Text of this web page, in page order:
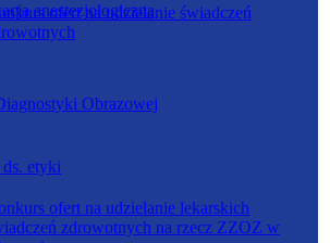
Obrazowej
anestezjologiczna
etyki
ofert na udzielanie świadczeń
ofert na udzielanie lekarskich
zdrowotnych na rzecz ZZOZ w